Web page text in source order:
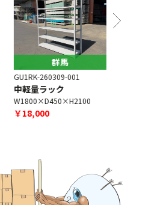
群馬
GU1RK-260309-001
中軽量ラック
W1800×D450×H2100
￥18,000